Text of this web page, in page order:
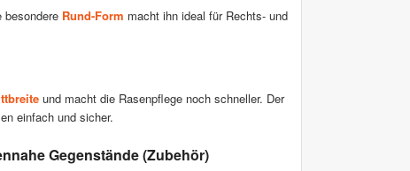
besondere Rund-Form macht ihn ideal für Rechts- und
und macht die Rasenpflege noch schneller. Der
einfach und sicher.
Gegenstände (Zubehör)